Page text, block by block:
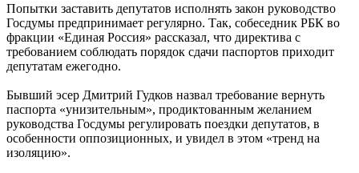
Попытки заставить депутатов исполнять закон руководство
Госдумы предпринимает регулярно. Так, собеседник РБК во
фракции «Единая Россия» рассказал, что директива с
требованием соблюдать порядок сдачи паспортов приходит
депутатам ежегодно.
Бывший эсер Дмитрий Гудков назвал требование вернуть
паспорта «унизительным», продиктованным желанием
руководства Госдумы регулировать поездки депутатов, в
особенности оппозиционных, и увидел в этом «тренд на
изоляцию».